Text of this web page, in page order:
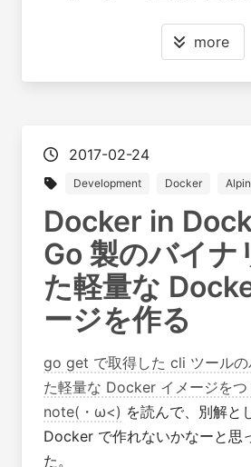
more
2017-02-24
Development Docker
Docker in
Go 製のバイナ
た軽量な
ージを作る
go get で取得した cli ツールの
た軽量な Docker イメージを
note(・ω<) を読んで、別解と
Docker で作れないかなーと思
た。